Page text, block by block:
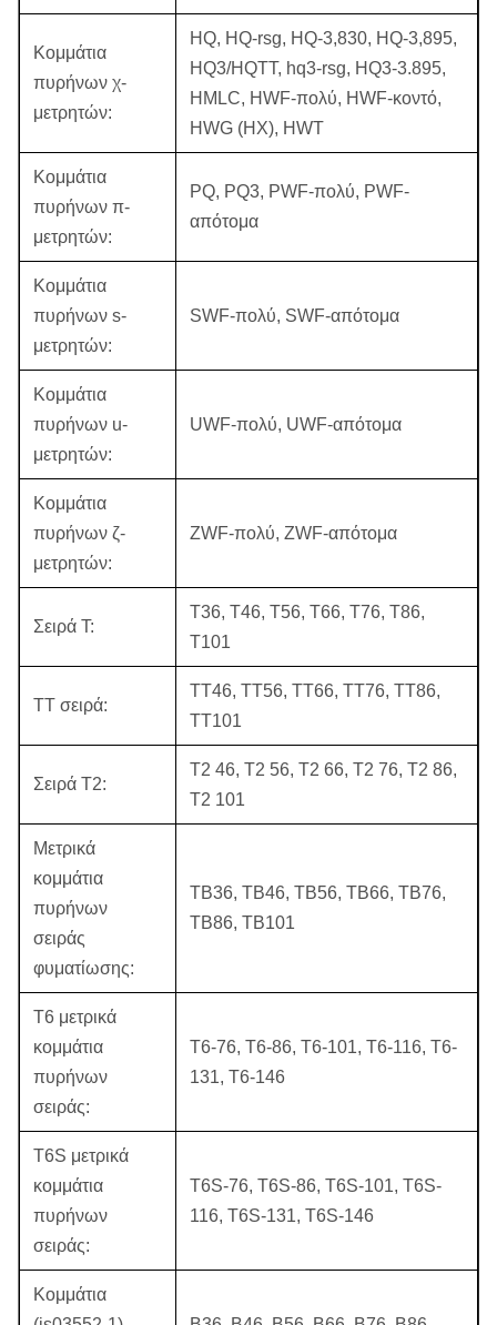
Κομμάτια
πυρήνων χ-
μετρητών:
HQ, HQ-rsg, HQ-3,830, HQ-3,895,
HQ3/HQTT, hq3-rsg, HQ3-3.895,
HMLC, HWF-πολύ, HWF-κοντό,
HWG (HX), HWT
Κομμάτια
πυρήνων π-
μετρητών:
PQ, PQ3, PWF-πολύ, PWF-
απότομα
Κομμάτια
πυρήνων s-
μετρητών:
SWF-πολύ, SWF-απότομα
Κομμάτια
πυρήνων u-
μετρητών:
UWF-πολύ, UWF-απότομα
Κομμάτια
πυρήνων ζ-
μετρητών:
ZWF-πολύ, ZWF-απότομα
Σειρά Τ:
T36, T46, T56, T66, T76, T86,
T101
TT σειρά:
TT46, TT56, TT66, TT76, TT86,
TT101
Σειρά T2:
T2 46, T2 56, T2 66, T2 76, T2 86,
T2 101
Μετρικά
κομμάτια
πυρήνων
σειράς
φυματίωσης:
TB36, TB46, TB56, TB66, TB76,
TB86, TB101
T6 μετρικά
κομμάτια
πυρήνων
σειράς:
T6-76, T6-86, T6-101, T6-116, T6-
131, T6-146
T6S μετρικά
κομμάτια
πυρήνων
σειράς:
T6S-76, T6S-86, T6S-101, T6S-
116, T6S-131, T6S-146
Κομμάτια